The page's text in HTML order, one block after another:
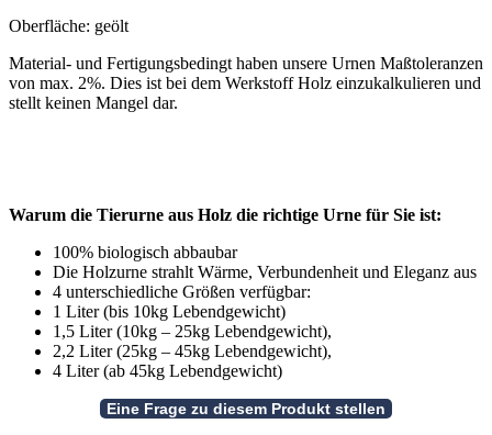
Oberfläche: geölt
Material- und Fertigungsbedingt haben unsere Urnen Maßtoleranzen
von max. 2%. Dies ist bei dem Werkstoff Holz einzukalkulieren und
stellt keinen Mangel dar.
Warum die Tierurne aus Holz die richtige Urne für Sie ist:
100% biologisch abbaubar
Die Holzurne strahlt Wärme, Verbundenheit und Eleganz aus
4 unterschiedliche Größen verfügbar:
1 Liter (bis 10kg Lebendgewicht)
1,5 Liter (10kg – 25kg Lebendgewicht),
2,2 Liter (25kg – 45kg Lebendgewicht),
4 Liter (ab 45kg Lebendgewicht)